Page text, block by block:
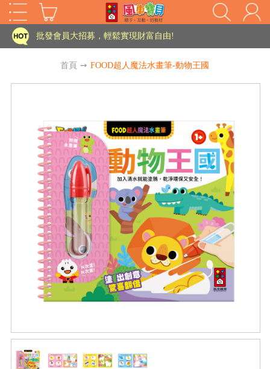
家長樂了!「風車書版集團暨FOOD超人企業總部」目前正興建中!
批發會員大招募，輕鬆實現財富自由!
老師您好!!幼教會員火熱招募中~
批發會員大招募，輕鬆實現財富自由!
老師您好!!幼教會員火熱招募中~
海外購物免煩惱！點我查看『海外購物流程說明』
首頁 ➙ FOOD超人魔法水畫筆-動物王國